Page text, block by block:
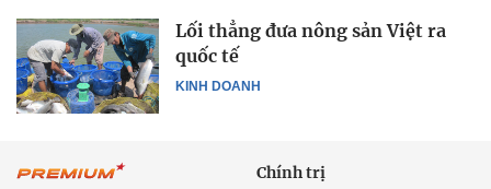
KINH DOANH
Lối thẳng đưa nông sản Việt ra
quốc tế
Chính trị